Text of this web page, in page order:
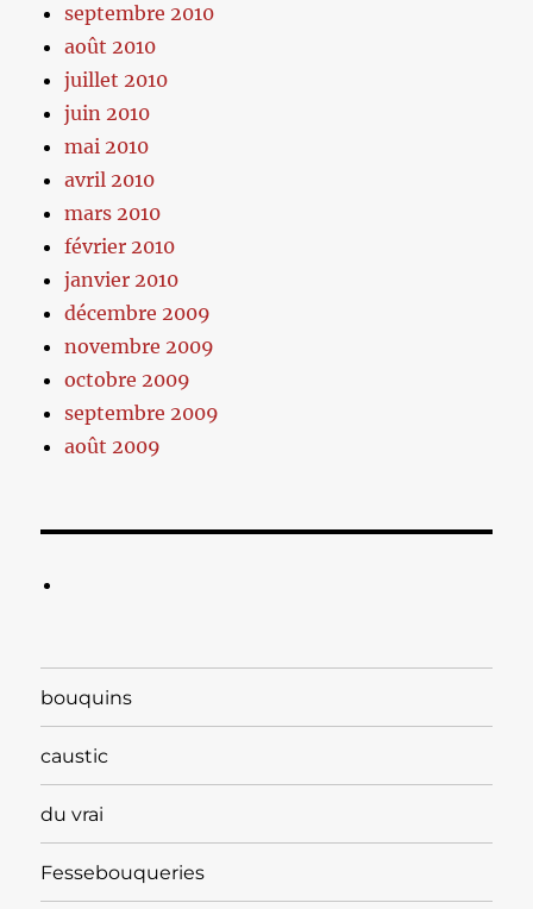
septembre 2010
août 2010
juillet 2010
juin 2010
mai 2010
avril 2010
mars 2010
février 2010
janvier 2010
décembre 2009
novembre 2009
octobre 2009
septembre 2009
août 2009
bouquins
caustic
du vrai
Fessebouqueries